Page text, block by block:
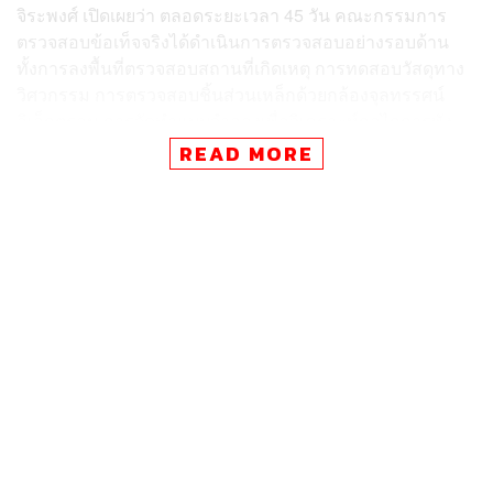
จิระพงศ์ เปิดเผยว่า ตลอดระยะเวลา 45 วัน คณะกรรมการ
ตรวจสอบข้อเท็จจริงได้ดำเนินการตรวจสอบอย่างรอบด้าน
ทลาย รวมถึงการสอบปากคำผู้ที่เกี่ยวข้องทุกฝ่าย
READ MORE